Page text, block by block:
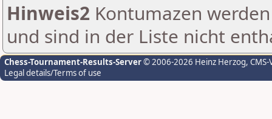
Hinweis2 Kontumazen
und sind in der Liste nicht
Chess-Tournament-Results-Server© 2006-2026 Heinz Herzog,
Legal details/Terms of use